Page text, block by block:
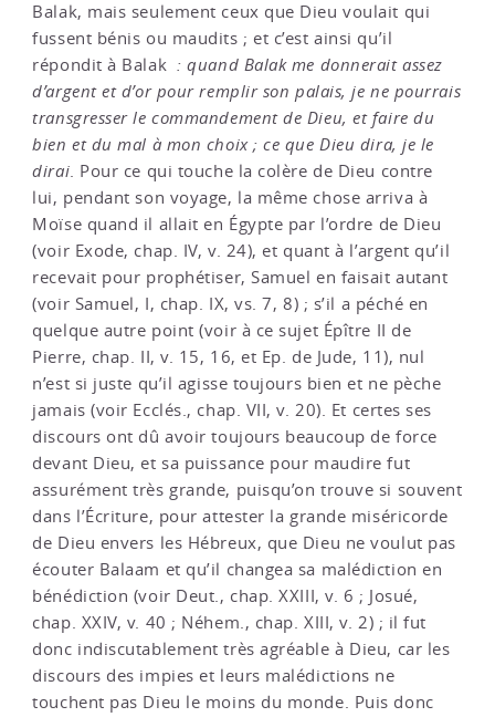
Balak, mais seulement ceux que Dieu voulait qui
fussent bénis ou maudits ; et c’est ainsi qu’il
répondit à Balak : quand Balak me donnerait assez
d’argent et d’or pour remplir son palais, je ne pourrais
transgresser le commandement de Dieu, et faire du
bien et du mal à mon choix ; ce que Dieu dira, je le
dirai. Pour ce qui touche la colère de Dieu contre
lui, pendant son voyage, la même chose arriva à
Moïse quand il allait en Égypte par l’ordre de Dieu
(voir Exode, chap. IV, v. 24), et quant à l’argent qu’il
recevait pour prophétiser, Samuel en faisait autant
(voir Samuel, I, chap. IX, vs. 7, 8) ; s’il a péché en
quelque autre point (voir à ce sujet Épître II de
Pierre, chap. II, v. 15, 16, et Ep. de Jude, 11), nul
n’est si juste qu’il agisse toujours bien et ne pèche
jamais (voir Ecclés., chap. VII, v. 20). Et certes ses
discours ont dû avoir toujours beaucoup de force
devant Dieu, et sa puissance pour maudire fut
assurément très grande, puisqu’on trouve si souvent
dans l’Écriture, pour attester la grande miséricorde
de Dieu envers les Hébreux, que Dieu ne voulut pas
écouter Balaam et qu’il changea sa malédiction en
bénédiction (voir Deut., chap. XXIII, v. 6 ; Josué,
chap. XXIV, v. 40 ; Néhem., chap. XIII, v. 2) ; il fut
donc indiscutablement très agréable à Dieu, car les
discours des impies et leurs malédictions ne
touchent pas Dieu le moins du monde. Puis donc